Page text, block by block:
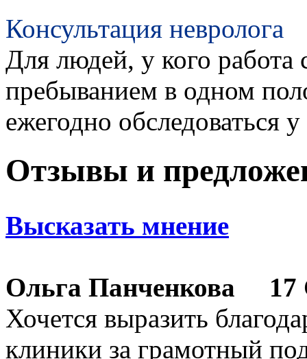
Консультация невролога
Для людей, у кого работа
пребыванием в одном
ежегодно обследоваться
Отзывы и
Высказать мнение
Ольга Панченкова
17
Хочется выразить
клиники за грамотный